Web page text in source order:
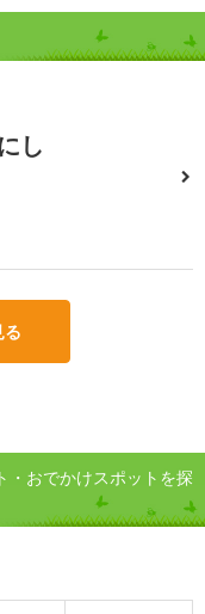
し
・おでかけスポットを探